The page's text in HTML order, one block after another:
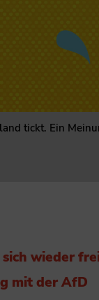
tickt. Ein
wieder
mit der AfD